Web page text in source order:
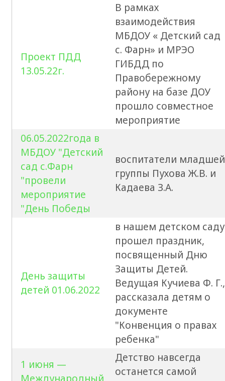
Проект ПДД
13.05.22г.
В рамках
взаимодействия
МБДОУ « Детский сад
с. Фарн» и МРЭО
ГИБДД по
Правобережному
району на базе ДОУ
прошло совместное
мероприятие
06.05.2022года в
МБДОУ "Детский
сад с.Фарн
"провели
мероприятие
"День Победы
воспитатели младшей
группы Пухова Ж.В. и
Кадаева З.А.
День защиты
детей 01.06.2022
в нашем детском саду
прошел праздник,
посвященный Дню
Защиты Детей.
Ведущая Кучиева Ф. Г.,
рассказала детям о
документе
"Конвенция о правах
ребенка"
1 июня —
Международный
Детство навсегда
останется самой